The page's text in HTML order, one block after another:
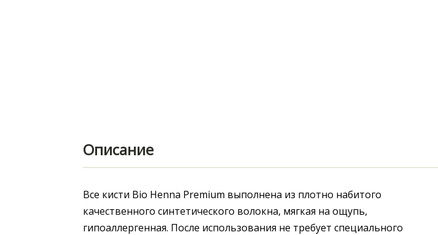
Описание
Все кисти Bio Henna Premium выполнена из плотно набитого
качественного синтетического волокна, мягкая на ощупь,
гипоаллергенная. После использования не требует специального